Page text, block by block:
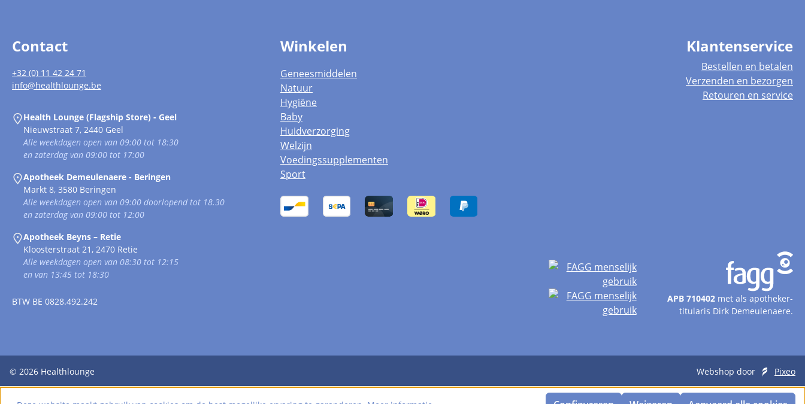
Contact
+32 (0) 11 42 24 71
info@healthlounge.be
Health Lounge (Flagship Store) - Geel
Nieuwstraat 7, 2440 Geel
Alle weekdagen open van 09:00 tot 18:30
en zaterdag van 09:00 tot 17:00
Apotheek Demeulenaere - Beringen
Markt 8, 3580 Beringen
Alle weekdagen open van 09:00 doorlopend tot 18.30
en zaterdag van 09:00 tot 12:00
Apotheek Beyns – Retie
Kloosterstraat 21, 2470 Retie
Alle weekdagen open van 08:30 tot 12:15
en van 13:45 tot 18:30
BTW BE 0828.492.242
Winkelen
Geneesmiddelen
Natuur
Hygiëne
Baby
Huidverzorging
Welzijn
Voedingssupplementen
Sport
Klantenservice
Bestellen en betalen
Verzenden en bezorgen
Retouren en service
APB 710402met als apotheker-
titularis Dirk Demeulenaere.
© 2026 Healthlounge Webshop door Pixeo